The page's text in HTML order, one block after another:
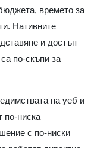
времето за
Нативните
и достъп
по-скъпи за
на уеб и
по-ниска
с по-ниски